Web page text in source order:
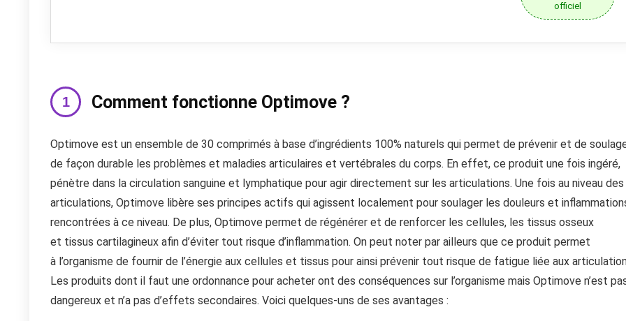
officiel
Comment fonctionne Optimove ?
Optimove est un ensemble de 30 comprimés à base d’ingrédients 100% naturels qui permet de prévenir et de
de façon durable les problèmes et maladies articulaires et vertébrales du corps. En effet, ce produit une fois ingéré,
pénètre dans la circulation sanguine et lymphatique pour agir directement sur les articulations. Une fois au niveau des
articulations, Optimove libère ses principes actifs qui agissent localement pour soulager les douleurs et
rencontrées à ce niveau. De plus, Optimove permet de régénérer et de renforcer les cellules, les tissus osseux
et tissus cartilagineux afin d’éviter tout risque d’inflammation. On peut noter par ailleurs que ce produit permet
à l’organisme de fournir de l’énergie aux cellules et tissus pour ainsi prévenir tout risque de fatigue liée aux
Les produits dont il faut une ordonnance pour acheter ont des conséquences sur l’organisme mais Optimove n’est
dangereux et n’a pas d’effets secondaires. Voici quelques-uns de ses avantages :